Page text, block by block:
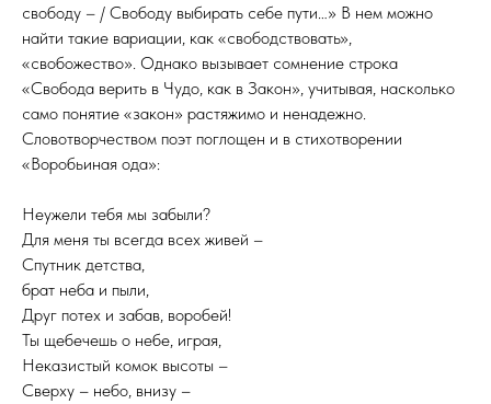
свободу – / Свободу выбирать себе пути…» В нем можно
найти такие вариации, как «свободствовать»,
«свобожество». Однако вызывает сомнение строка
«Свобода верить в Чудо, как в Закон», учитывая, насколько
само понятие «закон» растяжимо и ненадежно.
Словотворчеством поэт поглощен и в стихотворении
«Воробьиная ода»:
Неужели тебя мы забыли?
Для меня ты всегда всех живей –
Спутник детства,
брат неба и пыли,
Друг потех и забав, воробей!
Ты щебечешь о небе, играя,
Неказистый комок высоты –
Сверху – небо, внизу –